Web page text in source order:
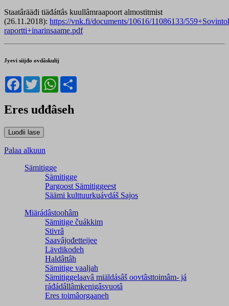
Staatârääđi tiäđáttâs kuullâmraapoort almostitmist
(26.11.2018): https://vnk.fi/documents/10616/11086133/
raportti+inarinsaame.pdf
Jyevi siijđo ovdâskulij
Facebook
TwitterWhatsApp
Eres uđđâseh
Palaa alkuun
Sämitigge
Sämitigge
Pargoost Sämitiggeest
Säämi kulttuurkuávdáš Sajos
Miärádâstoohâm
Sämitige čuákkim
Stivrâ
Saavâjođetteijee
Lävdikodeh
Haldâttâh
Sämitige vaaljah
Sämitiggelaavâ miäldásâš oovtâsttoimâm- já
ráđádâllâmkenigâsvuotâ
Eres toimâorgaaneh